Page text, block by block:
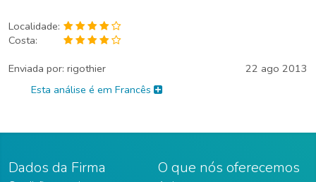
Localidade:
Costa:
Enviada por: rigothier
22 ago 2013
Esta análise é em Francês
Dados da Firma O que nós oferecemos